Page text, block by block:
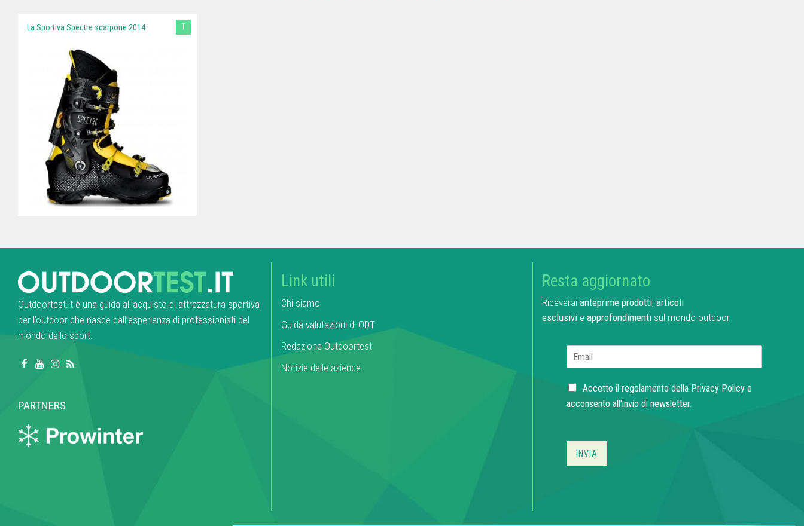
La Sportiva Spectre scarpone 2014 T
Outdoortest.it è una guida all’acquisto di attrezzatura sportiva
per l’outdoor che nasce dall’esperienza di professionisti del
mondo dello sport.
PARTNERS
Link utili
Chi siamo
Guida valutazioni di ODT
Redazione Outdoortest
Notizie delle aziende
Resta aggiornato
Riceveraianteprime prodotti, articoli
esclusivie approfondimentisul mondo outdoor
*
C
e
b
x
Accetto il regolamento della Privacy Policye
acconsento all'invio di newsletter.
INVIA